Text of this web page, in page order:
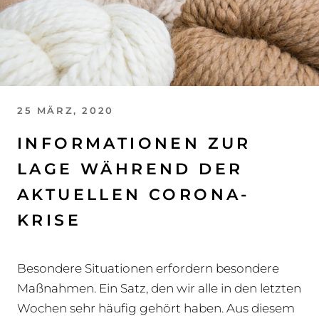
25 MÄRZ, 2020
INFORMATIONEN ZUR
LAGE WÄHREND DER
AKTUELLEN CORONA-
KRISE
Besondere Situationen erfordern besondere
Maßnahmen. Ein Satz, den wir alle in den letzten
Wochen sehr häufig gehört haben. Aus diesem